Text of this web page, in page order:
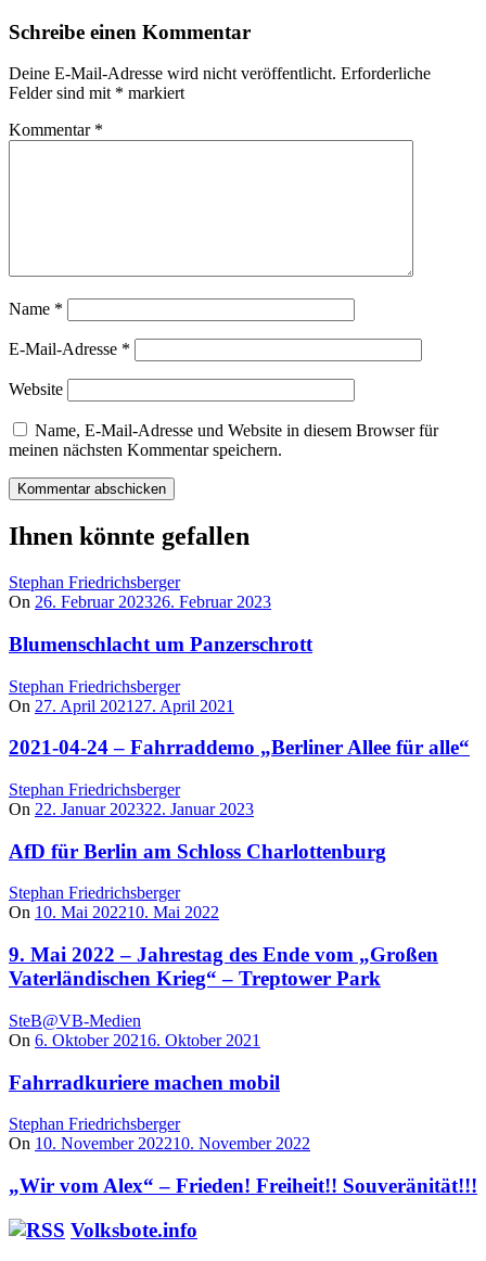
Schreibe einen Kommentar
Deine E-Mail-Adresse wird nicht veröffentlicht. Erforderliche
Felder sind mit * markiert
Kommentar *
Name *
E-Mail-Adresse *
Website
Name, E-Mail-Adresse und Website in diesem Browser für
meinen nächsten Kommentar speichern.
Ihnen könnte gefallen
Stephan Friedrichsberger
On 26. Februar 202326. Februar 2023
Blumenschlacht um Panzerschrott
Stephan Friedrichsberger
On 27. April 2021 27. April 2021
2021-04-24 – Fahrraddemo „Berliner Allee für alle“
Stephan Friedrichsberger
On 22. Januar 202322. Januar 2023
AfD für Berlin am Schloss Charlottenburg
Stephan Friedrichsberger
On 10. Mai 202210. Mai 2022
9. Mai 2022 – Jahrestag des Ende vom „Großen
Vaterländischen Krieg“ – Treptower Park
SteB@VB-Medien
On 6. Oktober 20216. Oktober 2021
Fahrradkuriere machen mobil
Stephan Friedrichsberger
On 10. November 202210. November 2022
„Wir vom Alex“ – Frieden! Freiheit!! Souveränität!!!
Volksbote.info